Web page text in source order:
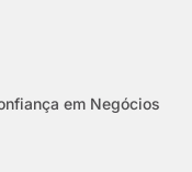
em Negócios